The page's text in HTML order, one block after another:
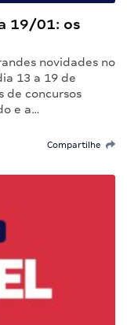
19/01: os
novidades no
13 a 19 de
de concursos
e a…
Compartilhe